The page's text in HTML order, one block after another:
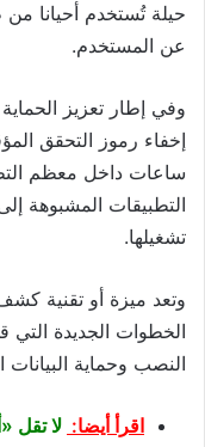
حيلة تُستخدم أحيانا
عن المستخدم.
وفي إطار تعزيز
ساعات داخل معظم
تشغيلها.
وتعد ميزة أو تقنية كشف
الخطوات الجديدة
النصب وحماية
اقرأ أيضا: لا تقل